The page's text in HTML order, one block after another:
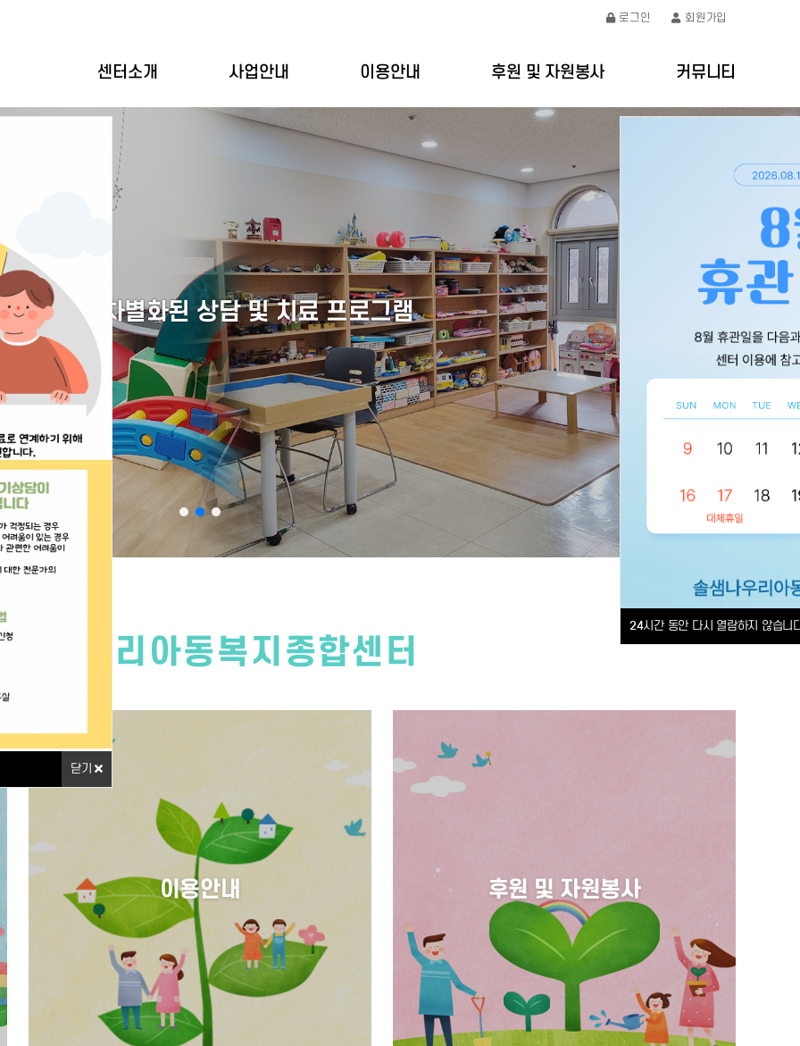
닫기
24시간 동안 다시 열람하지 않습니
로그인 회원가입
센터소개
인사말
설립목적
기관연혁
사업안내
개별상담
상담사소개
이용안내
이용절차
이용요금
후원 및 자원봉사
자원봉사안내
커뮤니티
문적이고 차별화된 상담 및 치료 프로그램
샘나우리아동복지종합센터
이용안내 후원 및 자원봉사